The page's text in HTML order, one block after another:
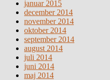
januar 2015
december 2014
november 2014
oktober 2014
september 2014
august 2014
juli 2014
juni 2014
maj 2014